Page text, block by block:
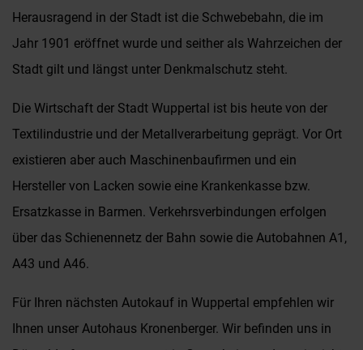
Herausragend in der Stadt ist die Schwebebahn, die im
Jahr 1901 eröffnet wurde und seither als Wahrzeichen der
Stadt gilt und längst unter Denkmalschutz steht.
Die Wirtschaft der Stadt Wuppertal ist bis heute von der
Textilindustrie und der Metallverarbeitung geprägt. Vor Ort
existieren aber auch Maschinenbaufirmen und ein
Hersteller von Lacken sowie eine Krankenkasse bzw.
Ersatzkasse in Barmen. Verkehrsverbindungen erfolgen
über das Schienennetz der Bahn sowie die Autobahnen A1,
A43 und A46.
Für Ihren nächsten Autokauf in Wuppertal empfehlen wir
Ihnen unser Autohaus Kronenberger. Wir befinden uns in